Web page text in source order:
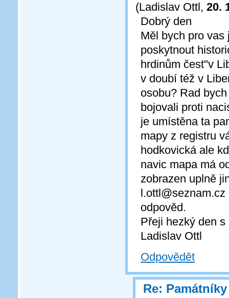
(Ladislav Ottl, 20.
Dobrý den
Měl bych pro
poskytnout
hrdinům čest"v
v doubí též v
osobu? Rad
bojovali proti
je umístěna ta
mapy z registru
hodkovická ale
navic mapa má
zobrazen uplně
odpověd.
Přeji hezký den s
Ladislav Ottl
Odpovědět
Re: